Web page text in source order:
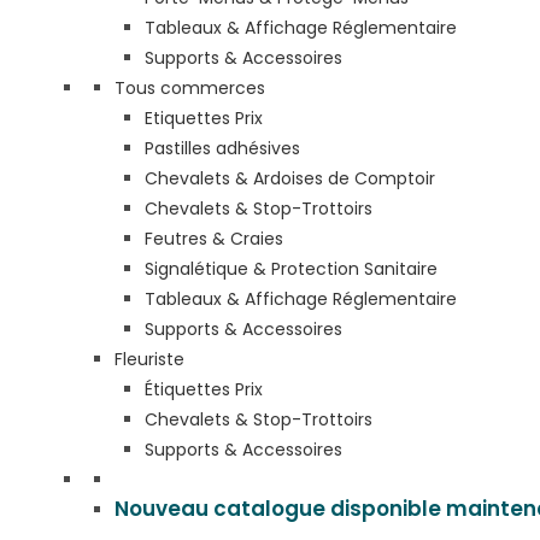
Tableaux & Affichage Réglementaire
Supports & Accessoires
Tous commerces
Etiquettes Prix
Pastilles adhésives
Chevalets & Ardoises de Comptoir
Chevalets & Stop-Trottoirs
Feutres & Craies
Signalétique & Protection Sanitaire
Tableaux & Affichage Réglementaire
Supports & Accessoires
Fleuriste
Étiquettes Prix
Chevalets & Stop-Trottoirs
Supports & Accessoires
Nouveau catalogue disponible